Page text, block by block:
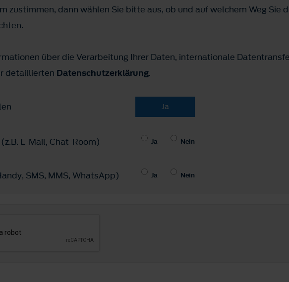
zustimmen, dann wählen Sie bitte aus, ob und auf welchem Weg Sie
über die Verarbeitung Ihrer Daten, internationale
detaillierten Datenschutzerklärung.
Ja
E-Mail, Chat-Room) Ja Nein
SMS, MMS, WhatsApp) Ja Nein